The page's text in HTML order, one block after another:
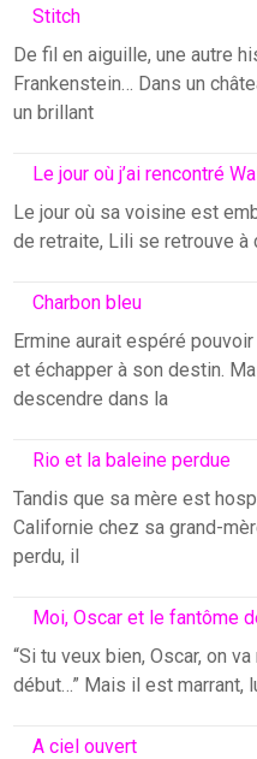
Stitch
De fil en aiguille, une autre
Frankenstein… Dans un
un brillant
Le jour où j’ai rencontré
Le jour où sa voisine est
de retraite, Lili se retrouve à
Charbon bleu
Ermine aurait espéré
et échapper à son destin.
descendre dans la
Rio et la baleine perdue
Tandis que sa mère est
Californie chez sa grand-
perdu, il
Moi, Oscar et le fantôme
“Si tu veux bien, Oscar, on
début…” Mais il est marrant,
A ciel ouvert